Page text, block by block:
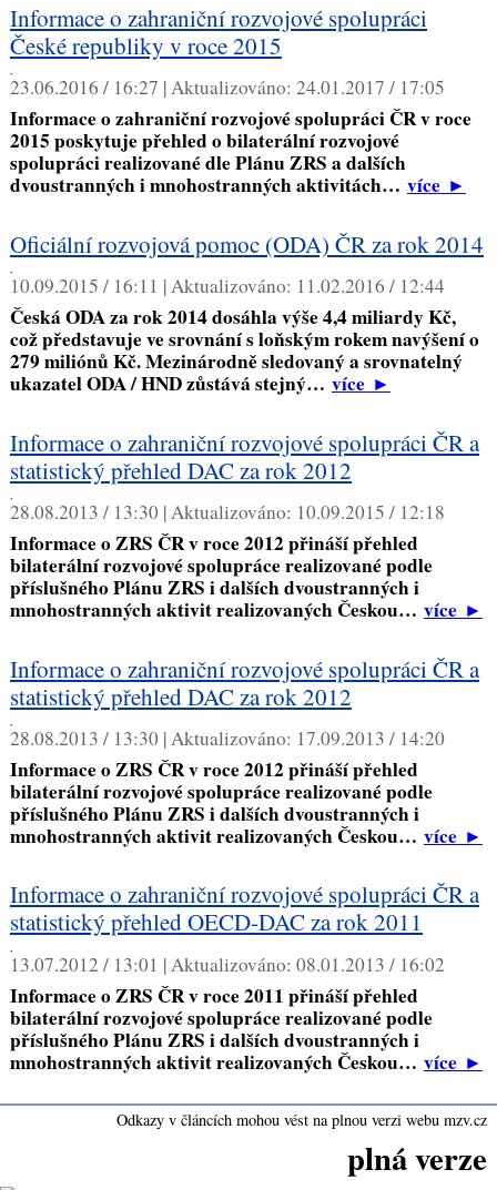
Informace o zahraniční rozvojové spolupráci
České republiky v roce 2015
,
23.06.2016 / 16:27 |Aktualizováno: 24.01.2017 / 17:05
Informace o zahraniční rozvojové spolupráci ČR v roce
2015 poskytuje přehled o bilaterální rozvojové
spolupráci realizované dle Plánu ZRS a dalších
dvoustranných i mnohostranných aktivitách… více►
Oficiální rozvojová pomoc (ODA) ČR za rok 2014
,
10.09.2015 / 16:11 |Aktualizováno: 11.02.2016 / 12:44
Česká ODA za rok 2014 dosáhla výše 4,4 miliardy Kč,
což představuje ve srovnání s loňským rokem navýšení o
279 miliónů Kč. Mezinárodně sledovaný a srovnatelný
ukazatel ODA / HND zůstává stejný… více►
Informace o zahraniční rozvojové spolupráci ČR a
statistický přehled DAC za rok 2012
,
28.08.2013 / 13:30 |Aktualizováno: 10.09.2015 / 12:18
Informace o ZRS ČR v roce 2012 přináší přehled
bilaterální rozvojové spolupráce realizované podle
příslušného Plánu ZRS i dalších dvoustranných i
mnohostranných aktivit realizovaných Českou… více►
Informace o zahraniční rozvojové spolupráci ČR a
statistický přehled DAC za rok 2012
,
28.08.2013 / 13:30 |Aktualizováno: 17.09.2013 / 14:20
Informace o ZRS ČR v roce 2012 přináší přehled
bilaterální rozvojové spolupráce realizované podle
příslušného Plánu ZRS i dalších dvoustranných i
mnohostranných aktivit realizovaných Českou… více►
Informace o zahraniční rozvojové spolupráci ČR a
statistický přehled OECD-DAC za rok 2011
,
13.07.2012 / 13:01 |Aktualizováno: 08.01.2013 / 16:02
Informace o ZRS ČR v roce 2011 přináší přehled
bilaterální rozvojové spolupráce realizované podle
příslušného Plánu ZRS i dalších dvoustranných i
mnohostranných aktivit realizovaných Českou… více►
Odkazy v článcích mohou vést na plnou verzi webu mzv.cz
plná verze